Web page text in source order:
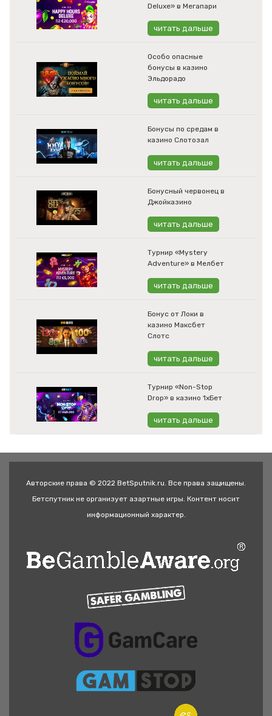
Deluxe» в Мегапари
читать дальше
Особо опасные
бонусы в казино
Эльдорадо
читать дальше
Бонусы по средам в
казино Слотозал
читать дальше
Бонусный червонец в
Джойказино
читать дальше
Турнир «Mystery
Adventure» в Мелбет
читать дальше
Бонус от Локи в
казино Максбет
Слотс
читать дальше
Турнир «Non-Stop
Drop» в казино 1хБет
читать дальше
Авторские права © 2022 BetSputnik.ru. Все права защищены.
Бетспутник не организует азартные игры. Контент носит
информационный характер.